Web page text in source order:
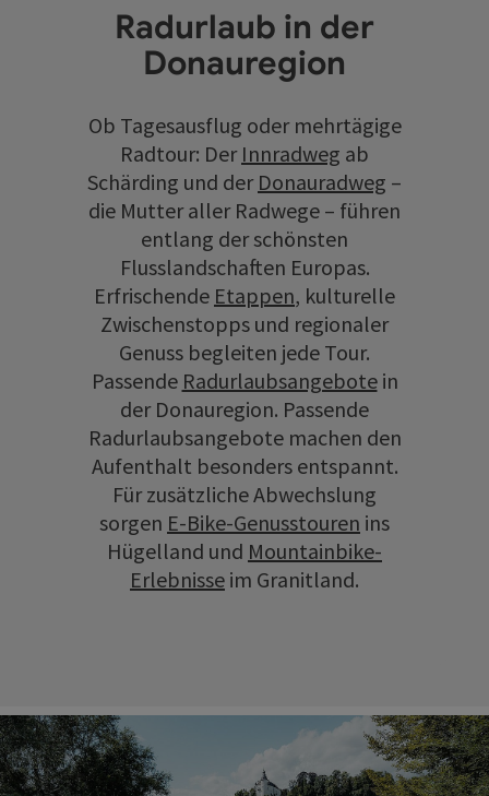
Radurlaub in der
Donauregion
Ob Tagesausflug oder mehrtägige
Radtour: Der Innradweg ab
Schärding und der Donauradweg –
die Mutter aller Radwege – führen
entlang der schönsten
Flusslandschaften Europas.
Erfrischende Etappen, kulturelle
Zwischenstopps und regionaler
Genuss begleiten jede Tour.
Passende Radurlaubsangebotein
der Donauregion. Passende
Radurlaubsangebote machen den
Aufenthalt besonders entspannt.
Für zusätzliche Abwechslung
sorgen E-Bike-Genusstouren ins
Hügelland und Mountainbike-
Erlebnisse im Granitland.